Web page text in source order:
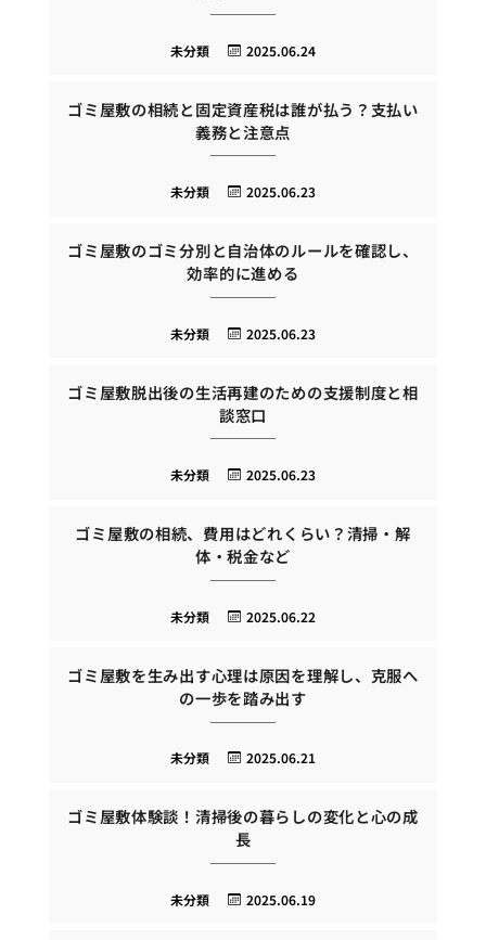
2025.06.24
未分類
ゴミ屋敷の相続と固定資産税は誰が払う？支払い
義務と注意点
2025.06.23
未分類
ゴミ屋敷のゴミ分別と自治体のルールを確認し、
効率的に進める
2025.06.23
未分類
ゴミ屋敷脱出後の生活再建のための支援制度と相
談窓口
2025.06.23
未分類
ゴミ屋敷の相続、費用はどれくらい？清掃・解
体・税金など
2025.06.22
未分類
ゴミ屋敷を生み出す心理は原因を理解し、克服へ
の一歩を踏み出す
2025.06.21
未分類
ゴミ屋敷体験談！清掃後の暮らしの変化と心の成
長
2025.06.19
未分類